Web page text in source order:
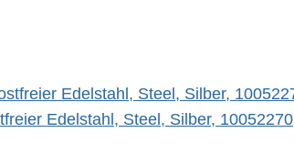
Edelstahl, Steel, Silber, 10052270